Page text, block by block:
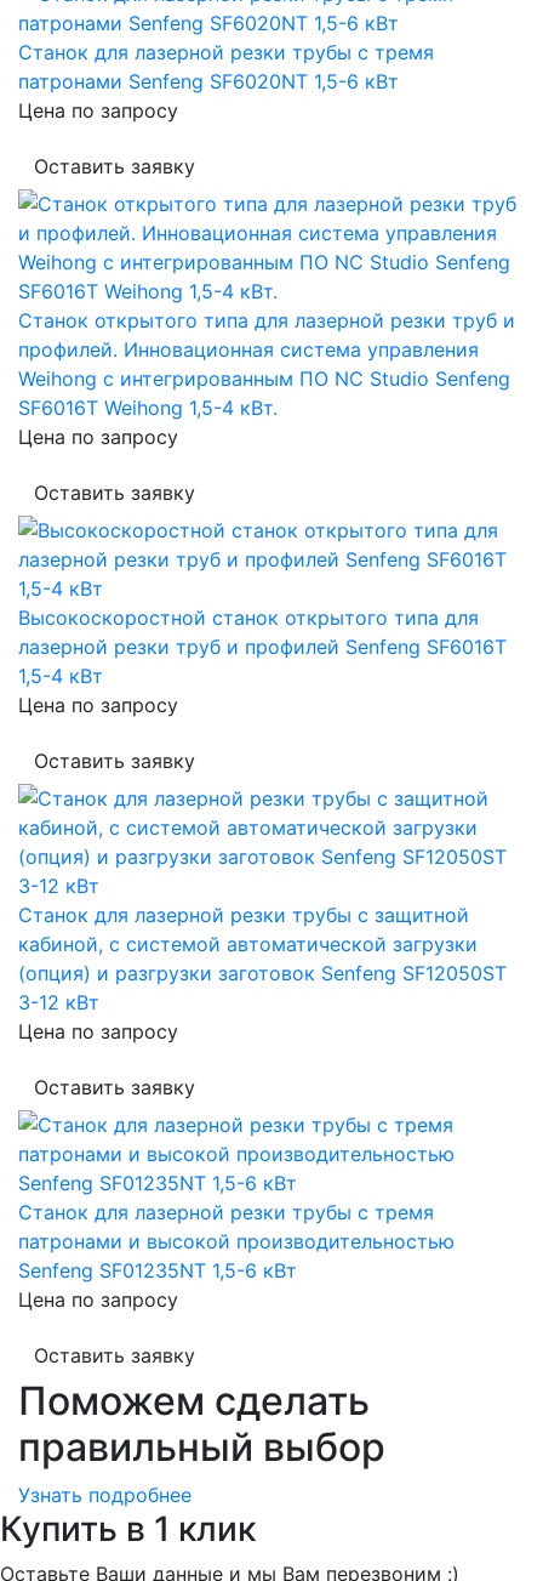
Станок для лазерной резки трубы с тремя
патронами Senfeng SF6020NT 1,5-6 кВт
Цена по запросу
Оставить заявку
Станок открытого типа для лазерной резки труб и
профилей. Инновационная система управления
Weihong с интегрированным ПО NC Studio Senfeng
SF6016T Weihong 1,5-4 кВт.
Цена по запросу
Оставить заявку
Высокоскоростной станок открытого типа для
лазерной резки труб и профилей Senfeng SF6016T
1,5-4 кВт
Цена по запросу
Оставить заявку
Станок для лазерной резки трубы c защитной
кабиной, с системой автоматической загрузки
(опция) и разгрузки заготовок Senfeng SF12050ST
3-12 кВт
Цена по запросу
Оставить заявку
Станок для лазерной резки трубы c тремя
патронами и высокой производительностью
Senfeng SF01235NT 1,5-6 кВт
Цена по запросу
Оставить заявку
Поможем сделать
правильный выбор
Узнать подробнее
Купить в 1 клик
Оставьте Ваши данные и мы Вам перезвоним :)